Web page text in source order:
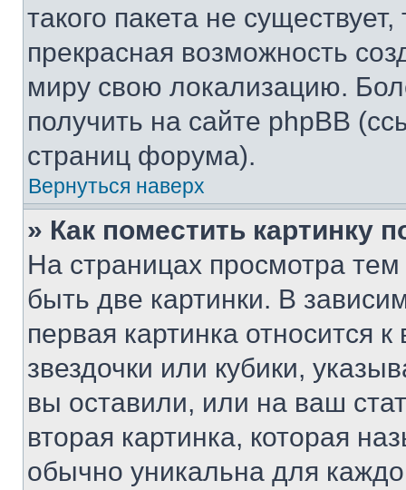
такого пакета не
прекрасная возможность
миру свою локализацию.
получить на сайте phpBB
страниц форума).
Вернуться наверх
» Как поместить картинку
На страницах просмотра
быть две картинки. В
первая картинка относится
звездочки или кубики,
вы оставили, или на ваш
вторая картинка, которая
обычно уникальна для